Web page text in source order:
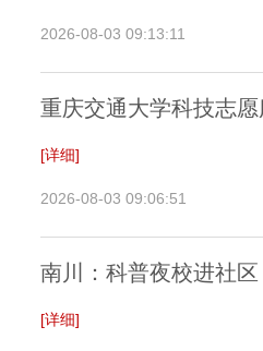
2026-08-03 09:13:11
重庆交通大学科技志
[详细]
2026-08-03 09:06:51
南川：科普夜校进社
[详细]